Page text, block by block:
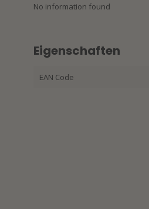
No information found
Eigenschaften
EAN Code